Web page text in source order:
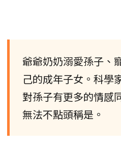
爺爺奶奶溺愛孫子、
己的成年子女。科學
對孫子有更多的情感
無法不點頭稱是。